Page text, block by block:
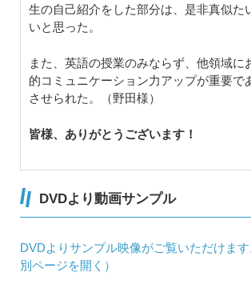
生の自己紹介をした部分は、是非真似た
いと思った。
また、英語の授業のみならず、他領域に
的コミュニケーション力アップが重要で
させられた。（野田様）
皆様、ありがとうございます！
DVDより動画サンプル
DVDよりサンプル映像がご覧いただけま
別ページを開く）